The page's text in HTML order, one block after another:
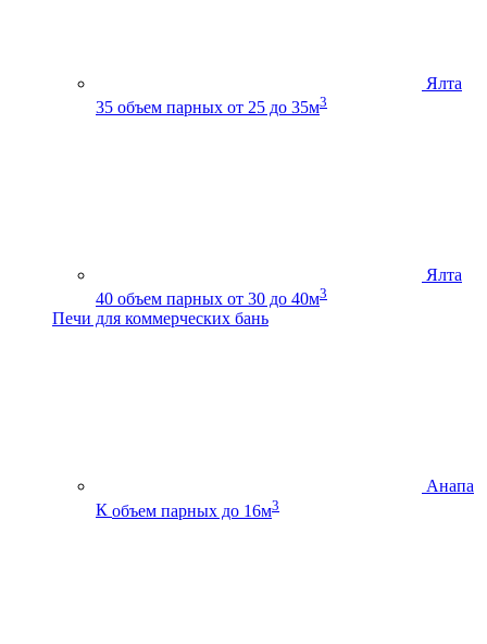
Ялта
35 объем парных от 25 до 35м3
Ялта
40 объем парных от 30 до 40м3
Печи для коммерческих бань
Анапа
К объем парных до 16м3